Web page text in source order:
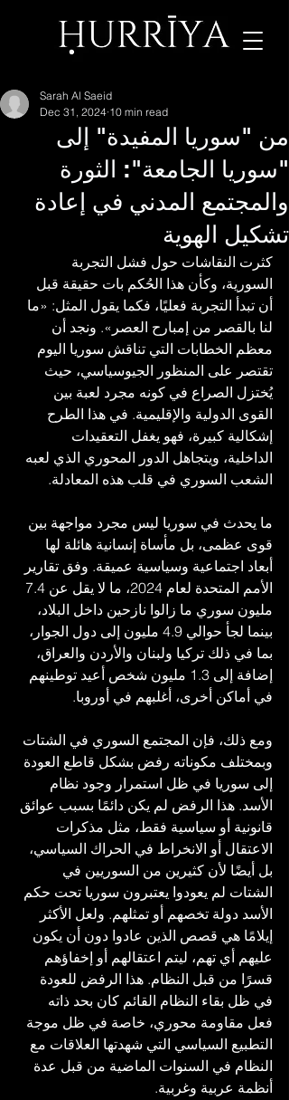
من "سوریا المفیدة" إلى
"سوریا الجامعة": الثورة
والمجتمع المدني في إعادة
تشكیل الھویة
Sarah Al Saeid
Dec 31, 2024 10 min read
كثرت النقاشات حول فشل التجربة
السورية، وكأن هذا الحُكم بات حقيقة قبل
أن تبدأ التجربة فعليًا، فكما يقول المثل: «ما
لنا بالقصر من إمبارح العصر». ونجد أن
معظم الخطابات التي تناقش سوريا اليوم
تقتصر على المنظور الجيوسياسي، حيث
يُختزل الصراع في كونه مجرد لعبة بين
القوى الدولية والإقليمية. في هذا الطرح
إشكالية كبيرة، فهو يغفل التعقيدات
الداخلية، ويتجاهل الدور المحوري الذي لعبه
الشعب السوري في قلب هذه المعادلة.
ما يحدث في سوريا ليس مجرد مواجهة بين
قوى عظمى، بل مأساة إنسانية هائلة لها
أبعاد اجتماعية وسياسية عميقة. وفق تقارير
مليون سوري ما زالوا نازحين داخل البلاد،
بينما لجأ حوالي 4.9 مليون إلى دول الجوار،
بما في ذلك تركيا ولبنان والأردن والعراق،
إضافة إلى 1.3 مليون شخص أعيد توطينهم
في أماكن أخرى، أغلبهم في أوروبا.
ومع ذلك، فإن المجتمع السوري في الشتات
وبمختلف مكوناته رفض بشكل قاطع العودة
إلى سوريا في ظل استمرار وجود نظام
الأسد. هذا الرفض لم يكن دائمًا بسبب عوائق
قانونية أو سياسية فقط، مثل مذكرات
الاعتقال أو الانخراط في الحراك السياسي،
بل أيضًا لأن كثيرين من السوريين في
الشتات لم يعودوا يعتبرون سوريا تحت حكم
الأسد دولة تخصهم أو تمثلهم. ولعل الأكثر
إيلامًا هي قصص الذين عادوا دون أن يكون
عليهم أي تهم، ليتم اعتقالهم أو إخفاؤهم
قسرًا من قبل النظام. هذا الرفض للعودة
في ظل بقاء النظام القائم كان بحد ذاته
فعل مقاومة محوري، خاصة في ظل موجة
التطبيع السياسي التي شهدتها العلاقات مع
النظام في السنوات الماضية من قبل عدة
أنظمة عربية وغربية.